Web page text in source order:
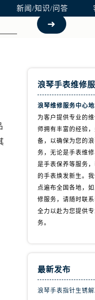
新闻/知识/问答
浪琴手表维修
浪琴维修服务中心
为客户提供专业的
师拥有丰富的经验
备，以确保为您的
务，无论是手表维
是手表保养等服务
的手表焕发新生。
点遍布全国各地，
修服务，请随时联
全力以赴为您提供
务。
最新发布